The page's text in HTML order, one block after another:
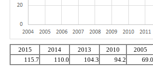
2015 2014 2013 2010
2005
115.7
110.0 104.3 94.2 69.0